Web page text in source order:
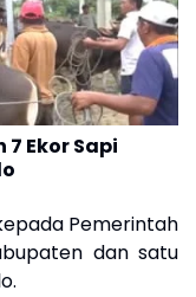
Ekor Sapi
Pemerintah
dan satu